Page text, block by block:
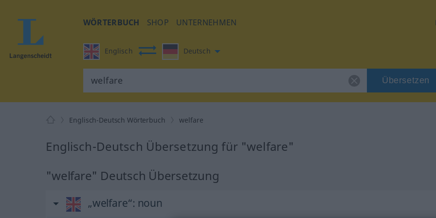
WÖRTERBUCH SHOP UNTERNEHMEN
Englisch Deutsch
Übersetzen
Englisch-Deutsch Wörterbuch welfare
Englisch-Deutsch Übersetzung für "welfare"
"welfare" Deutsch Übersetzung
„welfare“: noun